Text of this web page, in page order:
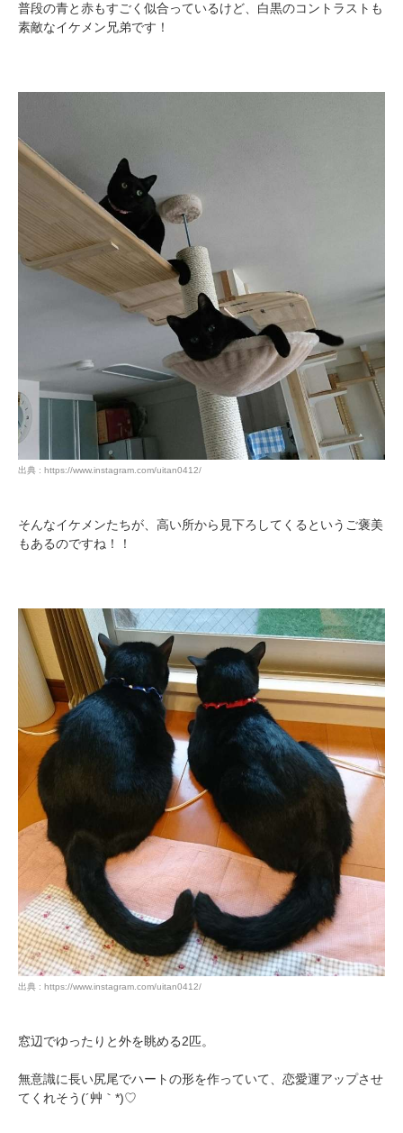
普段の青と赤もすごく似合っているけど、白黒のコントラストも
素敵なイケメン兄弟です！
出典 : https://www.instagram.com/uitan0412/
そんなイケメンたちが、高い所から見下ろしてくるというご褒美
もあるのですね！！
出典 : https://www.instagram.com/uitan0412/
窓辺でゆったりと外を眺める2匹。
無意識に長い尻尾でハートの形を作っていて、恋愛運アップさせ
てくれそう(´艸｀*)♡